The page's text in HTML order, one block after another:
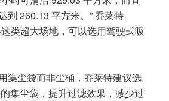
到 260.13 平方米。” 乔莱特
类超大场地，可以选用驾驶式吸
集尘袋而非尘桶，乔莱特建议选
集尘袋，提升过滤效果，减少过